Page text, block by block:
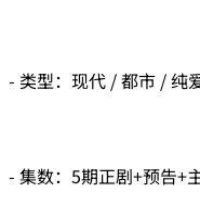
- 类型：现代 / 都市 / 纯
- 集数：5期正剧+预告+